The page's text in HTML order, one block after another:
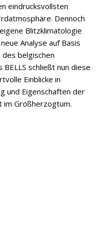
eindrucksvollsten
Dennoch
Blitzklimatologie
Analyse auf Basis
des belgischen
schließt nun diese
Einblicke in
und Eigenschaften der
im Großherzogtum.